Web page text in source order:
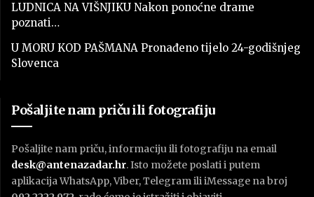
LUDNICA NA VIŠNJIKU Nakon ponoćne drame
poznati…
U MORU KOD PAŠMANA Pronađeno tijelo 24-godišnjeg
Slovenca
Pošaljite nam priču ili fotografiju
Pošaljite nam priču, informaciju ili fotografiju na email
desk@antenazadar.hr. Isto možete poslati i putem
aplikacija WhatsApp, Viber, Telegram ili iMessage na broj